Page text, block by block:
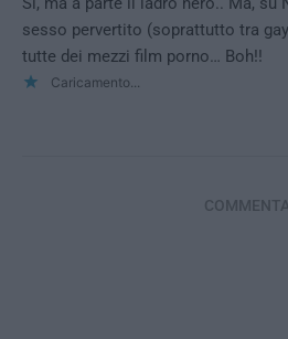
sesso pervertito (soprattutto tra
tutte dei mezzi film porno… Boh!!
Caricamento...
COMMENTA